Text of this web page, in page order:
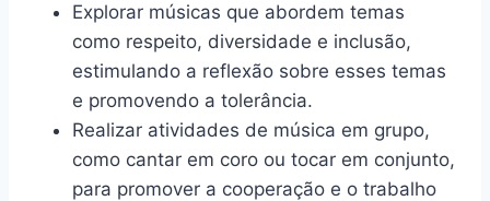
Explorar músicas que abordem temas
como respeito, diversidade e inclusão,
estimulando a reflexão sobre esses temas
e promovendo a tolerância.
Realizar atividades de música em grupo,
como cantar em coro ou tocar em conjunto,
para promover a cooperação e o trabalho